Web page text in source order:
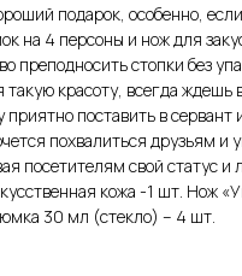
подарок, особенно,
на 4 персоны и нож для
преподносить стопки без
такую красоту, всегда ждешь
поставить в сервант
похвалиться друзьям и
посетителям свой статус
кожа -1 шт. Нож
30 мл (стекло) – 4 шт.